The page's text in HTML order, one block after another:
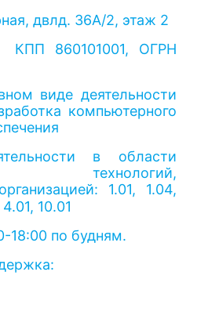
двлд. 36А/2, этаж 2
КПП 860101001, ОГРН
виде деятельности
компьютерного
в области
технологий,
1.01, 1.04,
10.01
18:00 по будням.